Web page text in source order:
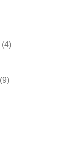
(4)
(9)